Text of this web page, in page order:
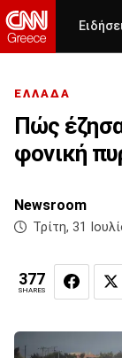
ΕΛΛΑΔΑ
Πώς
φονική
Newsroom
Τρίτη, 31
377
SHARES